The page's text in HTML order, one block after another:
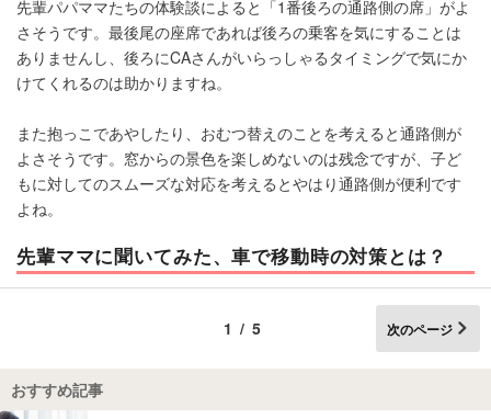
先輩パパママたちの体験談によると「1番後ろの通路側の席」がよ
さそうです。最後尾の座席であれば後ろの乗客を気にすることは
ありませんし、後ろにCAさんがいらっしゃるタイミングで気にか
けてくれるのは助かりますね。
また抱っこであやしたり、おむつ替えのことを考えると通路側が
よさそうです。窓からの景色を楽しめないのは残念ですが、子ど
もに対してのスムーズな対応を考えるとやはり通路側が便利です
よね。
先輩ママに聞いてみた、車で移動時の対策とは？
1/5 次のページ
おすすめ記事